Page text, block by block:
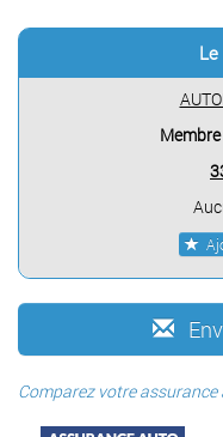
Comparez votre